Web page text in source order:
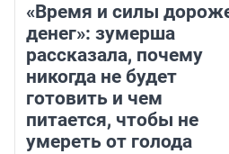
«Время и силы
денег»: зумерша
рассказала, почему
никогда не будет
готовить и чем
питается, чтобы не
умереть от голода